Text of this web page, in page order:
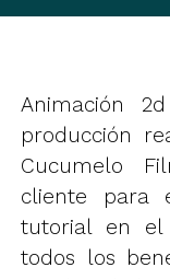
Animación
producción
Cucumelo
cliente para
tutorial en
todos los